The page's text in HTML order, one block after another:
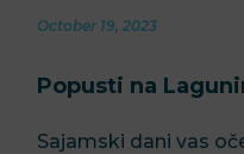
October 19, 2023
Popusti na
Sajamski dani vas